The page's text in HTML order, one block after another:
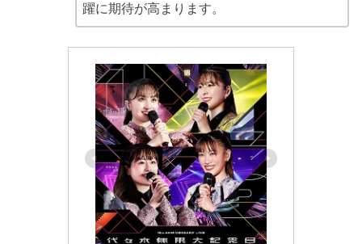
躍に期待が高まります。